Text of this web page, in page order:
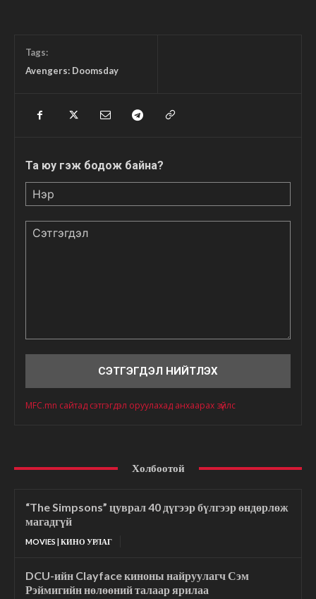
Tags:
Avengers: Doomsday
Та юу гэж бодож байна?
MFC.mn сайтад сэтгэгдэл оруулахад анхаарах зүйлс
Холбоотой
“The Simpsons” цуврал 40 дүгээр бүлгээр өндөрлөж
магадгүй
MOVIES | КИНО УРЛАГ
DCU-ийн Clayface киноны найруулагч Сэм
Рэймигийн нөлөөний талаар ярилаа